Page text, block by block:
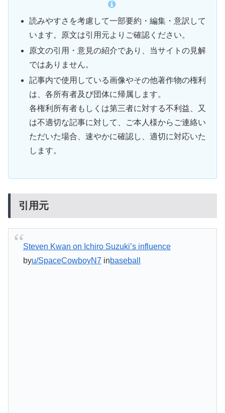
読みやすさを考慮して一部要約・編集・意訳して
います。原文は引用元よりご確認ください。
原文の引用・意見の紹介であり、当サイトの見解
ではありません。
記事内で使用している画像やその他著作物の権利
は、各所有者及び団体に帰属します。
各権利所有者もしくは第三者に対する不利益、又
は不適切な記事に対して、ご本人様からご連絡い
ただいた場合、速やかに確認し、適切に対応いた
します。
引用元
Steven Kwan on Ichiro Suzuki’s influence
byu/SpaceCowboyN7 inbaseball